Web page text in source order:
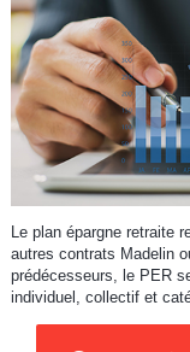
Le plan épargne retraite
autres contrats Madelin
prédécesseurs, le PER
individuel, collectif et